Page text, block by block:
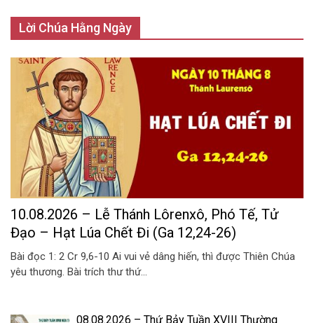
Lời Chúa Hằng Ngày
10.08.2026 – Lễ Thánh Lôrenxô, Phó Tế, Tử
Đạo – Hạt Lúa Chết Đi (Ga 12,24-26)
Bài đọc 1: 2 Cr 9,6-10 Ai vui vẻ dâng hiến, thì được Thiên Chúa
yêu thương. Bài trích thư thứ...
08.08.2026 – Thứ Bảy Tuần XVIII Thường